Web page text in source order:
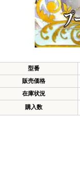
型番
販売価格
在庫状況
購入数